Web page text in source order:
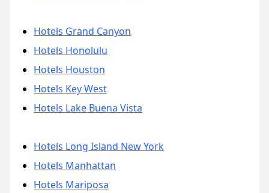
Hotels Grand Canyon
Hotels Honolulu
Hotels Houston
Hotels Key West
Hotels Lake Buena Vista
Hotels Long Island New York
Hotels Manhattan
Hotels Mariposa